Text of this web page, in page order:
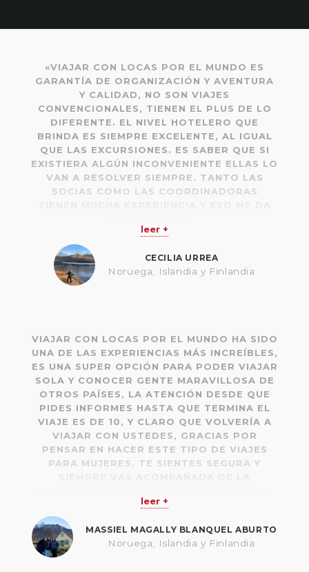
«VIAJAR CON LOCAS POR EL MUNDO ES
GARANTÍA DE ORGANIZACIÓN Y AVENTURA
Y CALIDAD, NO SON VIAJES
CONVENCIONALES, TIENEN EL PLUS DE LO
DIFERENTE. EL NIVEL HOTELERO QUE
BRINDA ES SIEMPRE EXCELENTE, AL IGUAL
QUE LAS EXCURSIONES. ES SABER QUE SI
EXISTIERA ALGÚN INCONVENIENTE ELLAS LO
VAN A RESOLVER SIEMPRE. TANTO LAS
SOCIAS COMO LAS COORDINADORAS
leer +
CECILIA URREA
Noruega, Islandia y Finlandia
VIAJAR CON LOCAS POR EL MUNDO HA SIDO
UNA DE LAS EXPERIENCIAS MÁS INCREÍBLES,
ES UNA SUPER OPCIÓN PARA PODER VIAJAR
SOLA Y CONOCER GENTE MARAVILLOSA DE
OTROS PAÍSES, LA ATENCIÓN DESDE QUE
PIDES INFORMES HASTA QUE TERMINA EL
VIAJE ES DE 10, Y CLARO QUE VOLVERÍA A
VIAJAR CON USTEDES, GRACIAS POR
PENSAR EN HACER ESTE TIPO DE VIAJES
PARA MUJERES, TE SIENTES SEGURA Y
EL MUNDO.
leer +
MASSIEL MAGALLY BLANQUEL ABURTO
Noruega, Islandia y Finlandia